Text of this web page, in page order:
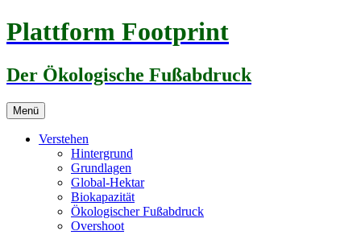
Zum
Inhalt
Plattform Footprint
Der Ökologische Fußabdruck
Menü
Verstehen
Hintergrund
Grundlagen
Global-Hektar
Biokapazität
Ökologischer Fußabdruck
Overshoot